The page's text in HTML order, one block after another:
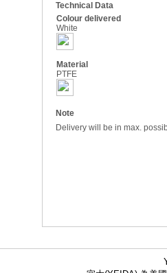
Technical Data
Colour delivered
White
Material
PTFE
Note
Delivery will be in max.